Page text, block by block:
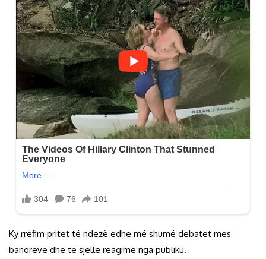
Ky rrëfim pritet të ndezë edhe më shumë debatet mes
banorëve dhe të sjellë reagime nga publiku.